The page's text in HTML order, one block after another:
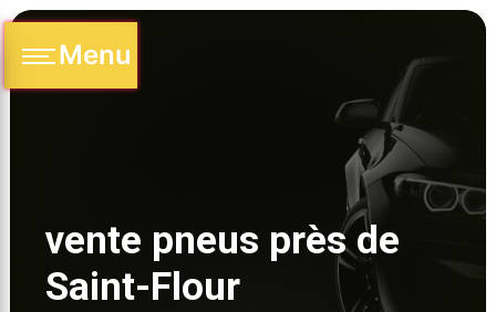
Menu
vente pneus près de
Saint-Flour
Panneau de gestion des cookies